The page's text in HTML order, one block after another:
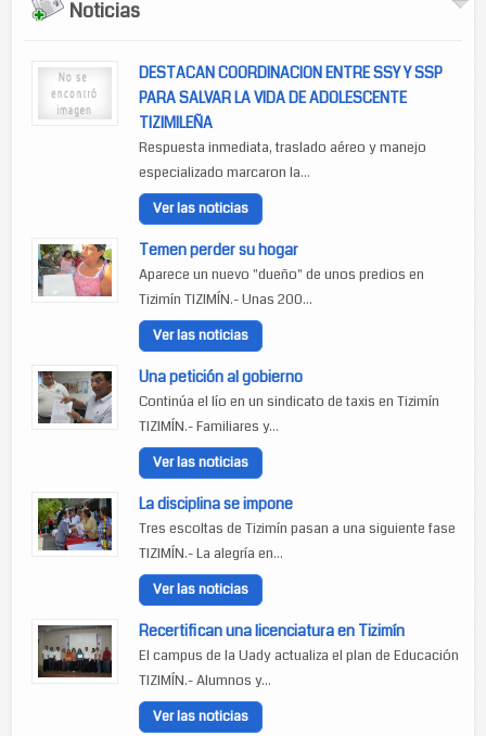
Noticias
DESTACAN COORDINACION ENTRE SSY Y SSP
PARA SALVAR LA VIDA DE ADOLESCENTE
TIZIMILEÑA
Respuesta inmediata, traslado aéreo y manejo
especializado marcaron la...
Ver las noticias
Temen perder su hogar
Aparece un nuevo "dueño" de unos predios en
Tizimín TIZIMÍN.- Unas 200...
Ver las noticias
Una petición al gobierno
Continúa el lío en un sindicato de taxis en Tizimín
TIZIMÍN.- Familiares y...
Ver las noticias
La disciplina se impone
Tres escoltas de Tizimín pasan a una siguiente fase
TIZIMÍN.- La alegría en...
Ver las noticias
Recertifican una licenciatura en Tizimín
El campus de la Uady actualiza el plan de Educación
TIZIMÍN.- Alumnos y...
Ver las noticias